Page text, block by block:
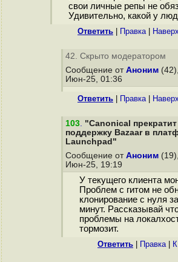
свои личные репы не
Удивительно, какой у
Ответить Правка| Наверх
42. Скрыто модератором
Сообщение от Аноним
Июн-25, 01:36
Ответить Правка| Наверх
103. "Canonical прекратит
поддержку Bazaar в
Launchpad"
Сообщение от Аноним
Июн-25, 19:19
У текущего клиента
Проблем с гитом не
клонирование с нуля
минут. Рассказывай
проблемы на
тормозит.
Ответить Правка|